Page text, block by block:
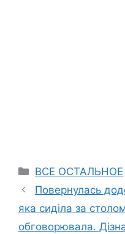
Categories
ВСЕ ОСТАЛЬНОЕ
Повернулась
яка сиділа за
обговорювала.